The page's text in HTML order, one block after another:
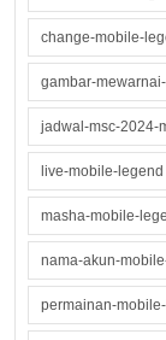
change-mobile-
gambar-
jadwal-msc-2024-
live-mobile-legend
masha-mobile-
nama-akun-
permainan-